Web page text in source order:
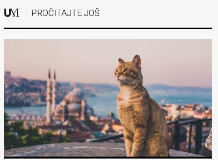
PROČITAJTE JOŠ